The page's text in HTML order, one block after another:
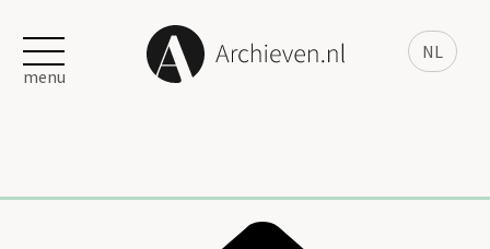
NL
menu